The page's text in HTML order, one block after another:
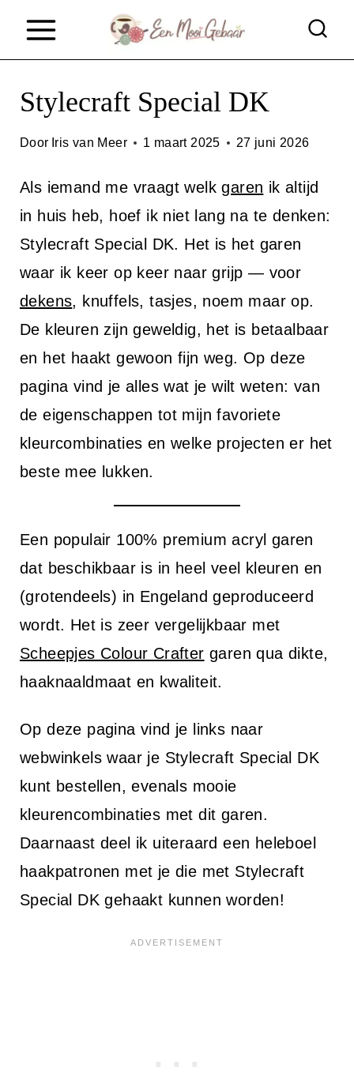
Stylecraft Special DK
Door Iris van Meer 1 maart 2025 27 juni 2026
Als iemand me vraagt welkgaren ik altijd
in huis heb, hoef ik niet lang na te denken:
Stylecraft Special DK. Het is het garen
waar ik keer op keer naar grijp — voor
dekens, knuffels, tasjes, noem maar op.
De kleuren zijn geweldig, het is betaalbaar
en het haakt gewoon fijn weg. Op deze
pagina vind je alles wat je wilt weten: van
de eigenschappen tot mijn favoriete
kleurcombinaties en welke projecten er het
beste mee lukken.
Een populair 100% premium acryl garen
dat beschikbaar is in heel veel kleuren en
(grotendeels) in Engeland geproduceerd
wordt. Het is zeer vergelijkbaar met
Scheepjes Colour Crafter garen qua dikte,
haaknaaldmaat en kwaliteit.
Op deze pagina vind je links naar
webwinkels waar je Stylecraft Special DK
kunt bestellen, evenals mooie
kleurencombinaties met dit garen.
Daarnaast deel ik uiteraard een heleboel
haakpatronen met je die met Stylecraft
Special DK gehaakt kunnen worden!